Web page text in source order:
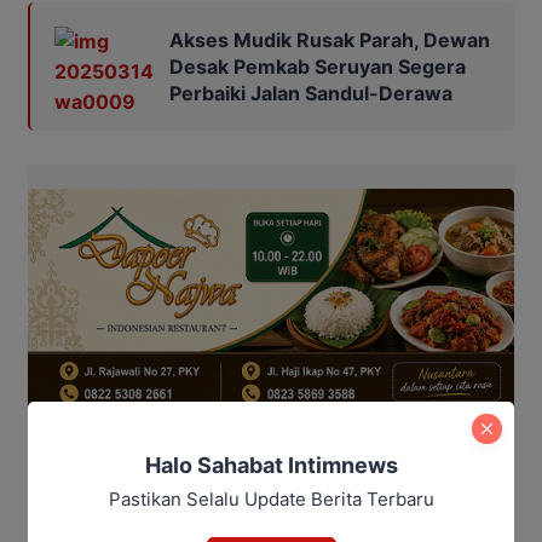
Akses Mudik Rusak Parah, Dewan
Desak Pemkab Seruyan Segera
Perbaiki Jalan Sandul-Derawa
Penulis: ASY
Halo Sahabat Intimnews
Pastikan Selalu Update Berita Terbaru